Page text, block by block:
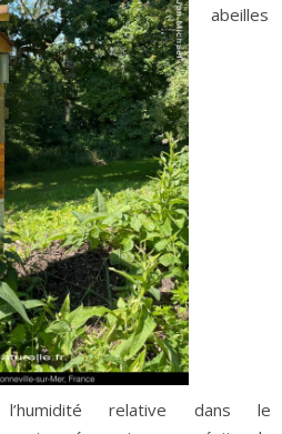
abeilles
relative dans le